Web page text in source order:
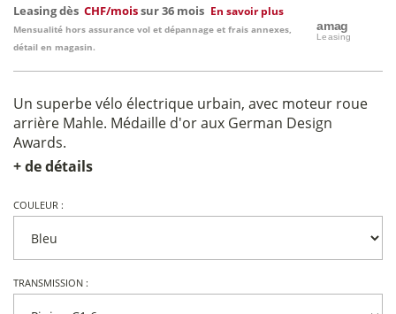
Leasing dès CHF/moissur 36 mois En savoir plus
Mensualité hors assurance vol et dépannage et frais annexes,
détail en magasin.
Un superbe vélo électrique urbain, avec moteur roue
arrière Mahle. Médaille d'or aux German Design
Awards.
+ de détails
COULEUR :
TRANSMISSION :